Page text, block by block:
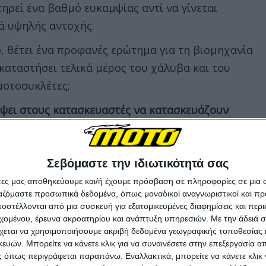
Σεβόμαστε την ιδιωτικότητά σας
μας αποθηκεύουμε και/ή έχουμε πρόσβαση σε πληροφορίες σε
προσωπικά δεδομένα, όπως μοναδικοί αναγνωριστικοί και
από μια συσκευή για εξατομικευμένες διαφημίσεις και
έρευνα ακροατηρίου και ανάπτυξη υπηρεσιών. Με την άδειά
να χρησιμοποιήσουμε ακριβή δεδομένα γεωγραφικής τοποθεσίας
Μπορείτε να κάνετε κλικ για να συναινέσετε στην επεξεργασία
περιγράφεται παραπάνω. Εναλλακτικά, μπορείτε να κάνετε κλικ
ένα βαθμό ευκαμψίας αντί να γίνεται
υψηλής αντοχής.
θέτει ένα προφανές ερώτημα για τη βιομηχανία
τελικά μέρος του χάλυβα και του
στους κατασκευαστές να κατασκευάζουν
τροχούς, ακόμη και τα εξαρτήματα του
το μέταλλο. Οι ερευνητές, από το
τρόπο να καθοδηγήσουν τα άτομα ώστε να
το πέτυχαν με ένα διαφορετικό μείγμα
- που θερμαίνεται πιο αργά από ό,τι
ο θερμικός κύκλος δίνει στα άτομα χρόνο
στη θέση τους όπως θα συνέβαινε κατά